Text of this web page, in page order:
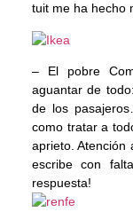
tuit me ha hecho
– El pobre
aguantar de
de los
como tratar a
aprieto. Atención
escribe con
respuesta!